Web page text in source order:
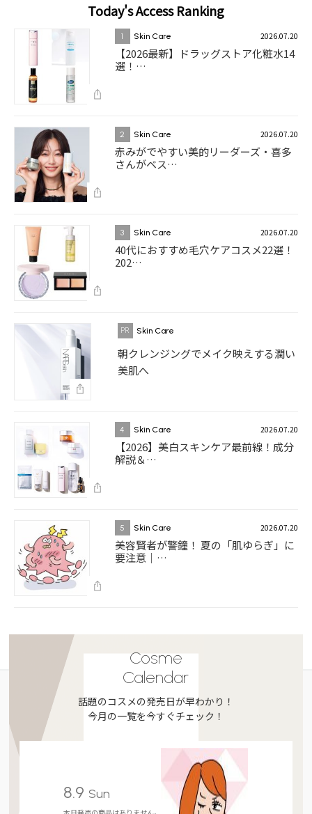
Today's Access Ranking
1 Skin Care 2026.07.20
【2026最新】ドラッグストア化粧水14
選！…
2 Skin Care 2026.07.20
赤みがでやすい美的リーダーズ・喜多
さんがベス…
3 Skin Care 2026.07.20
40代におすすめ毛穴ケアコスメ22選！
202…
Skin Care
朝クレンジングでメイク映えする潤い
美肌へ
4 Skin Care 2026.07.20
【2026】美白スキンケア最前線！成分
解説＆…
5 Skin Care 2026.07.20
美容賢者が警鐘！ 夏の「肌ゆらぎ」に
要注意｜…
Cosme
Calendar
話題のコスメの発売日が早わかり！
今月の一覧を今すぐチェック！
8.9 Sun